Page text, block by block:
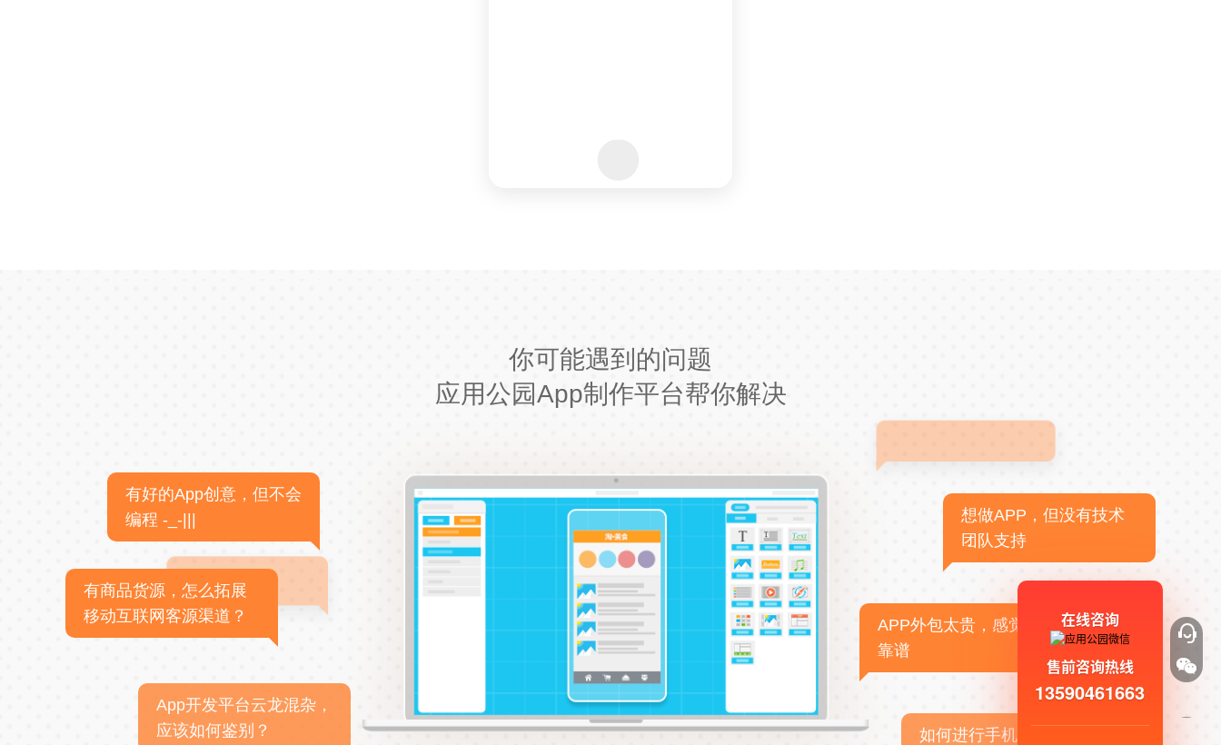
你可能遇到的问题
应用公园App制作平台帮你解决
有好的App创意，但不会
编程 -_-|||
有商品货源，怎么拓展
移动互联网客源渠道？
App开发平台云龙混杂，
应该如何鉴别？
想做APP，但没有技术
团队支持
APP外包太贵，感觉不
靠谱
如何进行手机APP商业
在线咨询
售前咨询热线
13590461663